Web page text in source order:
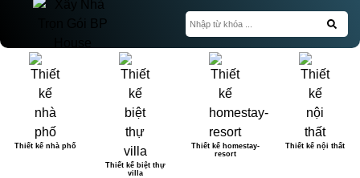
Thiết kế nhà phố
Thiết kế biệt thự
villa
Thiết kế homestay-
resort
Thiết kế nội thất